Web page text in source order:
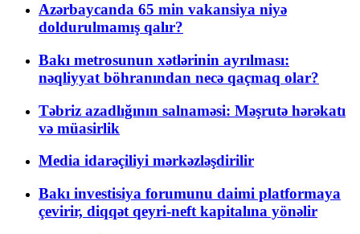
Azərbaycanda 65 min vakansiya niyə
doldurulmamış qalır?
Bakı metrosunun xətlərinin ayrılması:
nəqliyyat böhranından necə qaçmaq olar?
Təbriz azadlığının salnaməsi: Məşrutə hərəkatı
və müasirlik
Media idarəçiliyi mərkəzləşdirilir
Bakı investisiya forumunu daimi platformaya
çevirir, diqqət qeyri-neft kapitalına yönəlir